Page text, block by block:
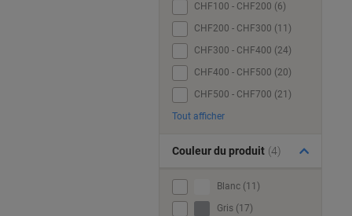
CHF100 - CHF200 (6)
CHF200 - CHF300 (11)
CHF300 - CHF400 (24)
CHF400 - CHF500 (20)
CHF500 - CHF700 (21)
Tout afficher
Couleur du produit (4)
Blanc (11)
Gris (17)